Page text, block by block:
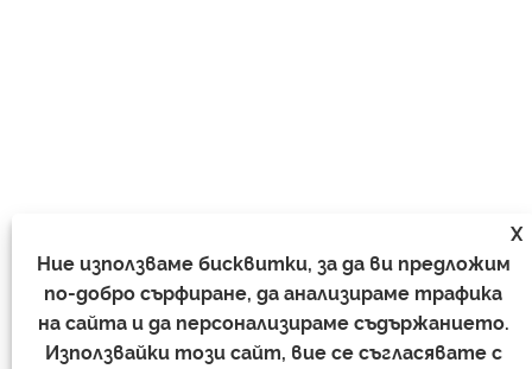
X
Ние използваме бисквитки, за да ви предложим
по-добро сърфиране, да анализираме трафика
на сайта и да персонализираме съдържанието.
Използвайки този сайт, вие се съгласявате с